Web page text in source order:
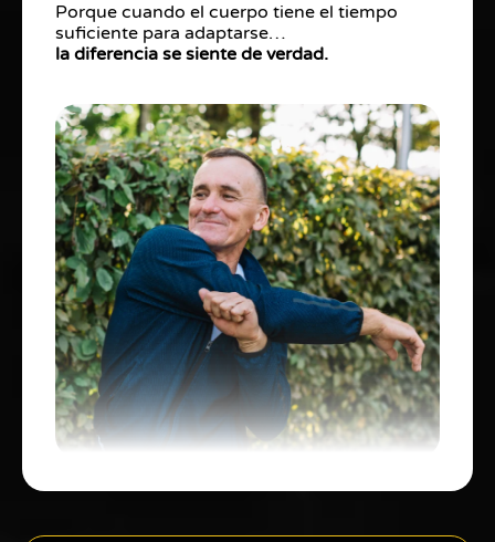
Porque cuando el cuerpo tiene el tiempo
suficiente para adaptarse…
la diferencia se siente de verdad.